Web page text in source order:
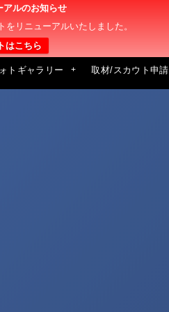
アルのお知らせ
リニューアルいたしました。
はこちら
トギャラリー 取材/スカウト申請